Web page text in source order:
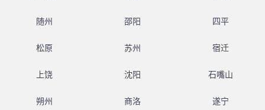
随州 邵阳 四平
松原 苏州 宿迁
上饶 沈阳 石嘴山
朔州 商洛 遂宁